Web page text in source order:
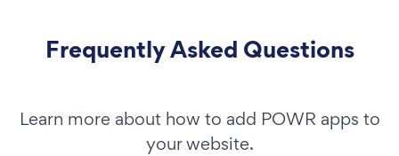
Frequently Asked Questions
Learn more about how to add POWR apps to
your website.